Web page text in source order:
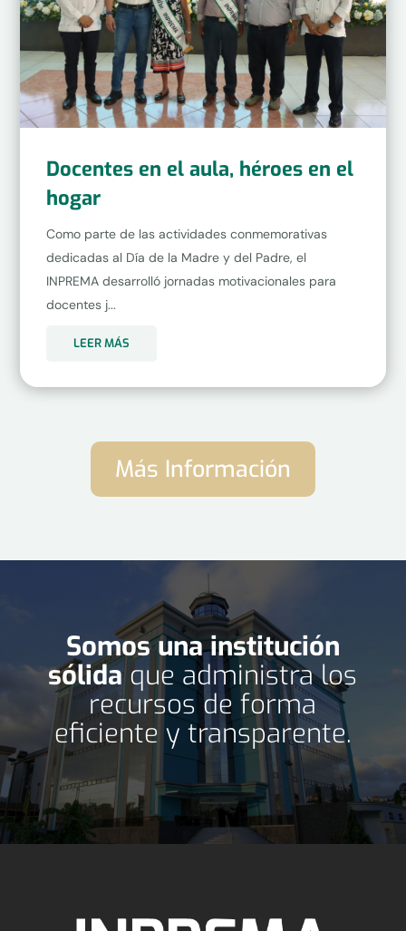
Docentes en el aula, héroes en el
hogar
Como parte de las actividades conmemorativas
dedicadas al Día de la Madre y del Padre, el
INPREMA desarrolló jornadas motivacionales para
docentes j...
LEER MÁS
Más Información
Somos una institución
sólidaque administra los
recursos de forma
eficiente y transparente.